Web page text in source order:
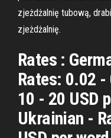
zjeżdżalnię tubową,
zjeżdżalnię.
Rates :
Rates: 0.02 -
10 - 20 USD
Ukrainian -